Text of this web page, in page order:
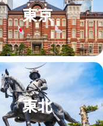
東京
東北